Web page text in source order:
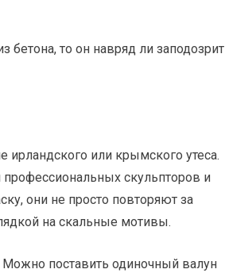
бетона, то он навряд ли заподозрит
ирландского или крымского утеса.
скульпторов и
они не просто повторяют за
на скальные мотивы.
поставить одиночный валун